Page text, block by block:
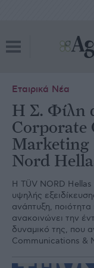
Εταιρικά Νέα
Η Σ. Φίλη
Corporate
Marketing
Nord
Η TÜV NORD Hellas
υψηλής
ανάπτυξη, ποιότητα
ανακοινώνει την
δυναμικό της, που
Communications &